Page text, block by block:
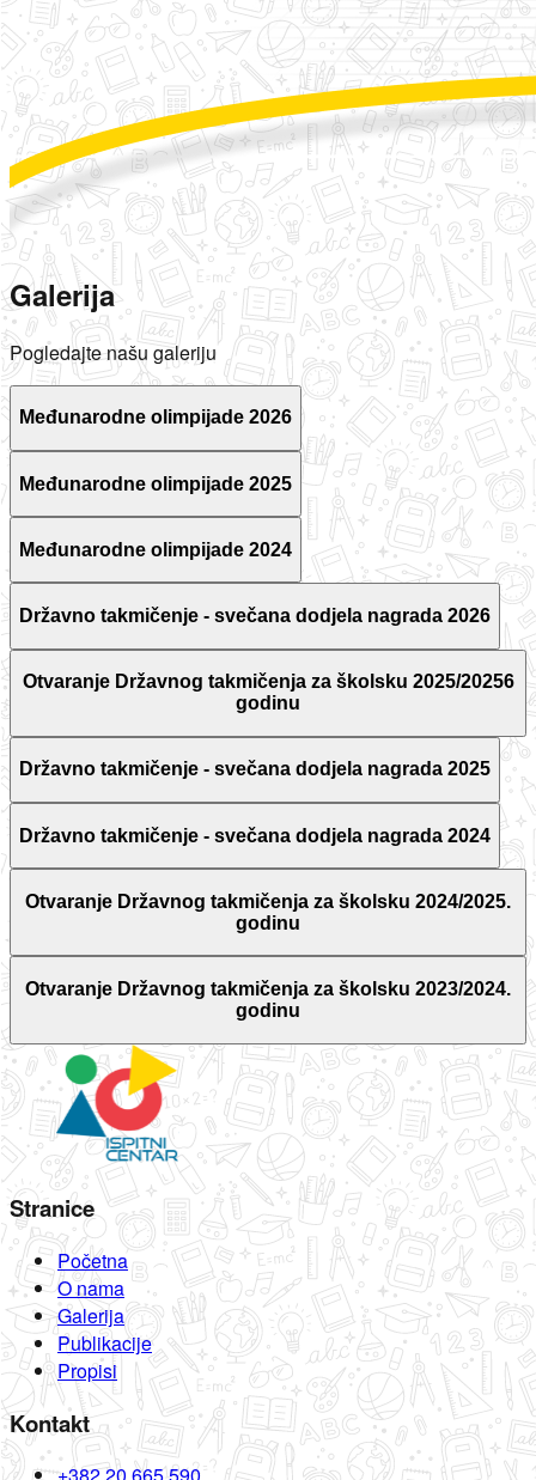
Galerija
Pogledajte našu galeriju
Međunarodne olimpijade 2026
Međunarodne olimpijade 2025
Međunarodne olimpijade 2024
Državno takmičenje - svečana dodjela nagrada 2026
Otvaranje Državnog takmičenja za školsku 2025/20256
godinu
Državno takmičenje - svečana dodjela nagrada 2025
Državno takmičenje - svečana dodjela nagrada 2024
Otvaranje Državnog takmičenja za školsku 2024/2025.
godinu
Otvaranje Državnog takmičenja za školsku 2023/2024.
godinu
Stranice
Početna
O nama
Galerija
Publikacije
Propisi
Kontakt